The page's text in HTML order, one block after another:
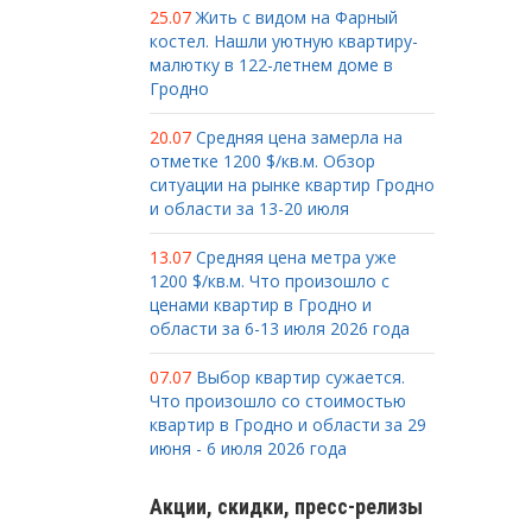
25.07 Жить с видом на Фарный
костел. Нашли уютную квартиру-
малютку в 122-летнем доме в
Гродно
20.07 Средняя цена замерла на
отметке 1200 $/кв.м. Обзор
ситуации на рынке квартир Гродно
и области за 13-20 июля
13.07 Средняя цена метра уже
1200 $/кв.м. Что произошло с
ценами квартир в Гродно и
области за 6-13 июля 2026 года
07.07 Выбор квартир сужается.
Что произошло со стоимостью
квартир в Гродно и области за 29
июня - 6 июля 2026 года
Акции, скидки, пресс-релизы